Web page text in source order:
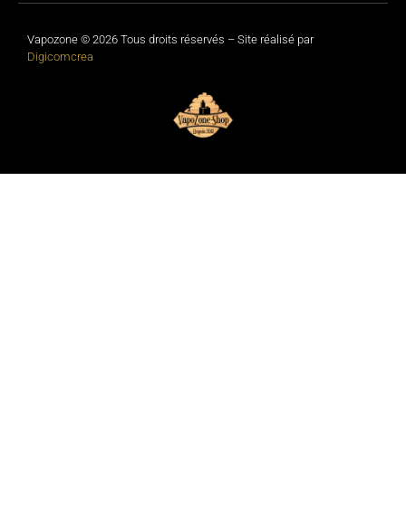
Vapozone © 2026 Tous droits réservés – Site réalisé par
Digicomcrea